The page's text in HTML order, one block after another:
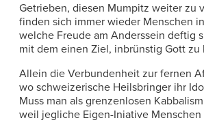
Getrieben, diesen Mumpitz weiter zu
finden sich immer wieder Menschen
welche Freude am Anderssein deftig
mit dem einen Ziel, inbrünstig Gott zu
Allein die Verbundenheit zur fernen
wo schweizerische Heilsbringer ihr
Muss man als grenzenlosen
weil jegliche Eigen-Iniative Menschen